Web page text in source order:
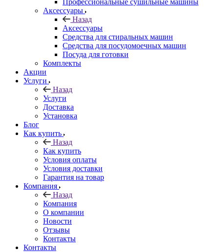
Профессиональные сушильные машины
Аксессуары
Назад
Аксессуары
Средства для стиральных машин
Средства для посудомоечных машин
Посуда для готовки
Комплекты
Акции
Услуги
Назад
Услуги
Доставка
Установка
Блог
Как купить
Назад
Как купить
Условия оплаты
Условия доставки
Гарантия на товар
Компания
Назад
Компания
О компании
Новости
Отзывы
Контакты
Контакты